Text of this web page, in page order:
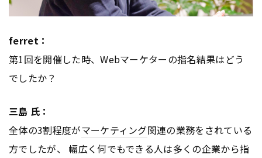
ferret：
第1回を開催した時、Webマーケターの指名結果はどう
でしたか？
三島 氏：
全体の3割程度がマーケティング関連の業務をされている
方でしたが、 幅広く何でもできる人は多くの企業から指